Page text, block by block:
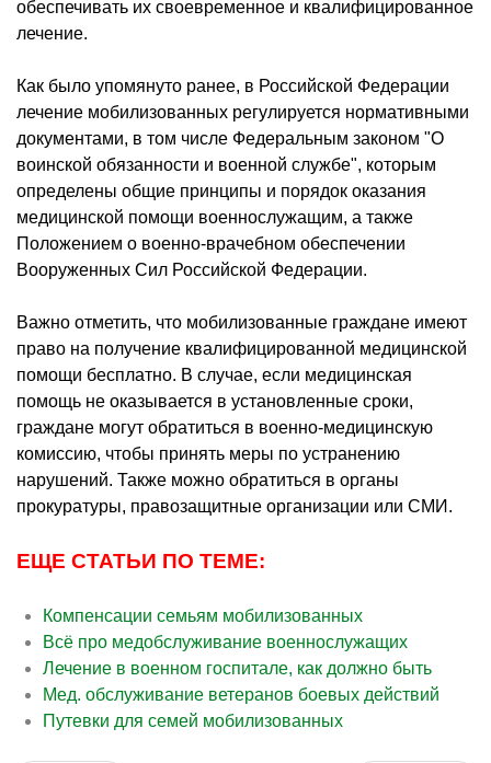
обеспечивать их своевременное и квалифицированное
лечение.
Как было упомянуто ранее, в Российской Федерации
лечение мобилизованных регулируется нормативными
документами, в том числе Федеральным законом "О
воинской обязанности и военной службе", которым
определены общие принципы и порядок оказания
медицинской помощи военнослужащим, а также
Положением о военно-врачебном обеспечении
Вооруженных Сил Российской Федерации.
Важно отметить, что мобилизованные граждане имеют
право на получение квалифицированной медицинской
помощи бесплатно. В случае, если медицинская
помощь не оказывается в установленные сроки,
граждане могут обратиться в военно-медицинскую
комиссию, чтобы принять меры по устранению
нарушений. Также можно обратиться в органы
прокуратуры, правозащитные организации или СМИ.
ЕЩЕ СТАТЬИ ПО ТЕМЕ:
Компенсации семьям мобилизованных
Всё про медобслуживание военнослужащих
Лечение в военном госпитале, как должно быть
Мед. обслуживание ветеранов боевых действий
Путевки для семей мобилизованных